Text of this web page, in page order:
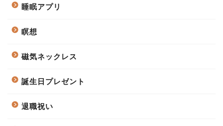
睡眠アプリ
瞑想
磁気ネックレス
誕生日プレゼント
退職祝い